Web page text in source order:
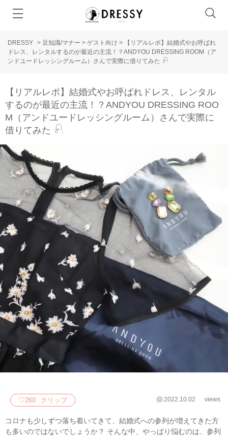
DRESSY > 豆知識/マナー > ゲスト向け >
【リアルレポ】結婚式やお呼ばれ
ドレス、レンタルするのが最近の主流！？ANDYOU DRESSING ROOM（ア
ンドユードレッシングルーム）さんで実際に借りてみた 𓍯
【リアルレポ】結婚式やお呼ばれドレス、レンタル
するのが最近の主流！？ANDYOU DRESSING ROO
M（アンドユードレッシングルーム）さんで実際に
借りてみた 𓍯
♡260 クリップ 2022.10.02 views
コロナも少しずつ落ち着いてきて、結婚式への参列が増えてきた方
も多いのではないでしょうか？ そんな中、やっぱり悩むのは、参列